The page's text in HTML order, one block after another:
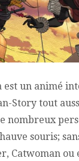
un animé
Story tout
nombreux
souris;
Catwoman ou